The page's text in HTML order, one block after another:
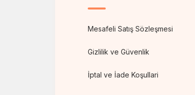
Mesafeli Satış Sözleşmesi
Gizlilik ve Güvenlik
İptal ve İade Koşullari